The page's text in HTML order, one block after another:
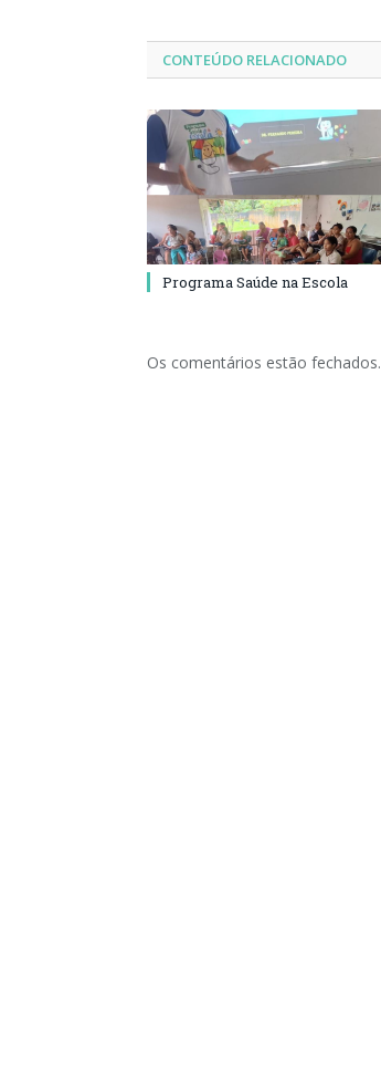
CONTEÚDO RELACIONADO
Programa Saúde na Escola
Os comentários estão fechados.